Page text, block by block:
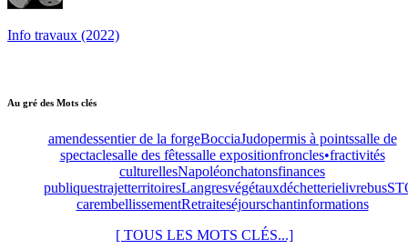
Info travaux (2022)
Au gré des Mots clés
amendessentier de la forgeBocciaJudopermis à pointssalle de
spectaclesalle des fêtessalle expositionfroncles•fractivités
culturellesNapoléonchatonsfinances
publiquestrajetterritoiresLangresvégétauxdéchetterielivrebus
carembellissementRetraiteséjourschantinformations
[ TOUS LES MOTS CLÉS...]